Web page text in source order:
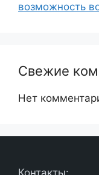
возможность
Свежие
Нет